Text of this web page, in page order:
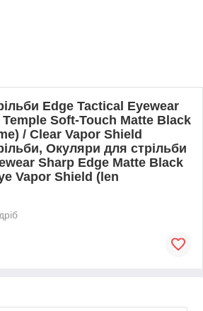
Edge Tactical Eyewear
Soft-Touch Matte Black
/ Clear Vapor Shield
Окуляри для стрільби
Sharp Edge Matte Black
Vapor Shield (len